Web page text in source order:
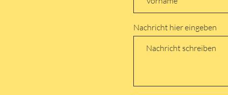
Nachricht hier eingeben